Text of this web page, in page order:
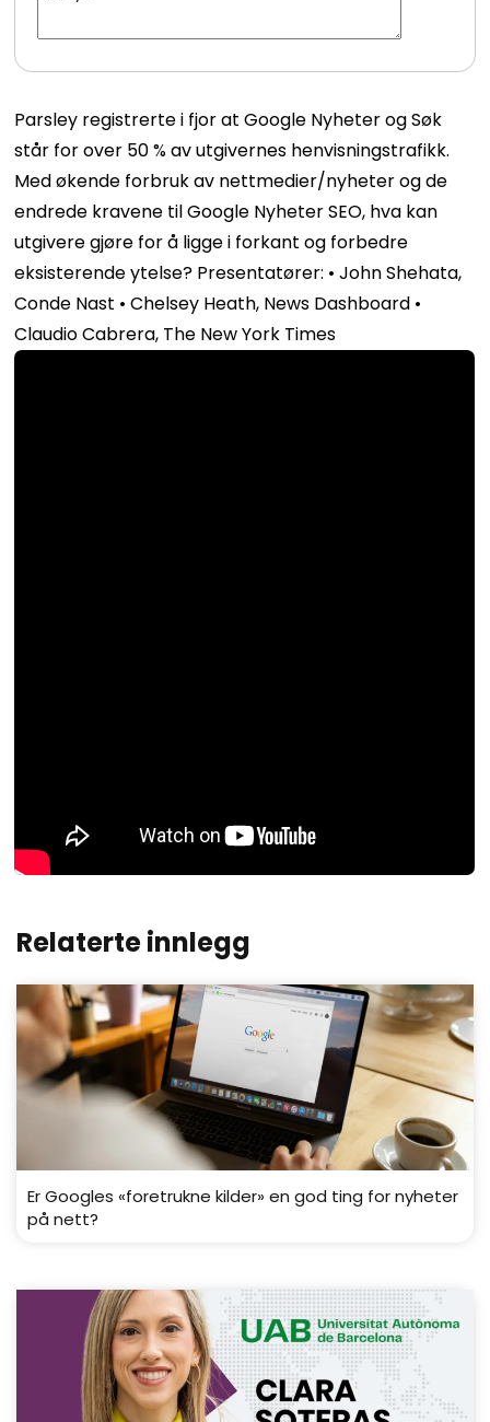
Parsley registrerte i fjor at Google Nyheter og Søk
står for over 50 % av utgivernes henvisningstrafikk.
Med økende forbruk av nettmedier/nyheter og de
endrede kravene til Google Nyheter SEO, hva kan
utgivere gjøre for å ligge i forkant og forbedre
eksisterende ytelse? Presentatører: • John Shehata,
Conde Nast • Chelsey Heath, News Dashboard •
Claudio Cabrera, The New York Times
Relaterte innlegg
Er Googles «foretrukne kilder» en god ting for nyheter
på nett?